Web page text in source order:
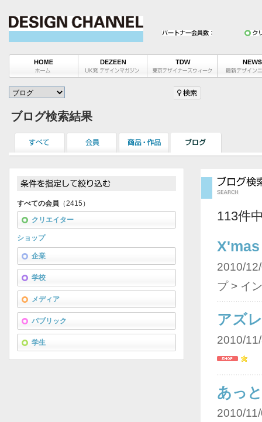
ブログ検索結果
113件
2010/
プ > イ
アズ
2010/
あっ
2010/
すべての会員 （2415）
クリエイター
ショップ
企業
学校
メディア
パブリック
学生